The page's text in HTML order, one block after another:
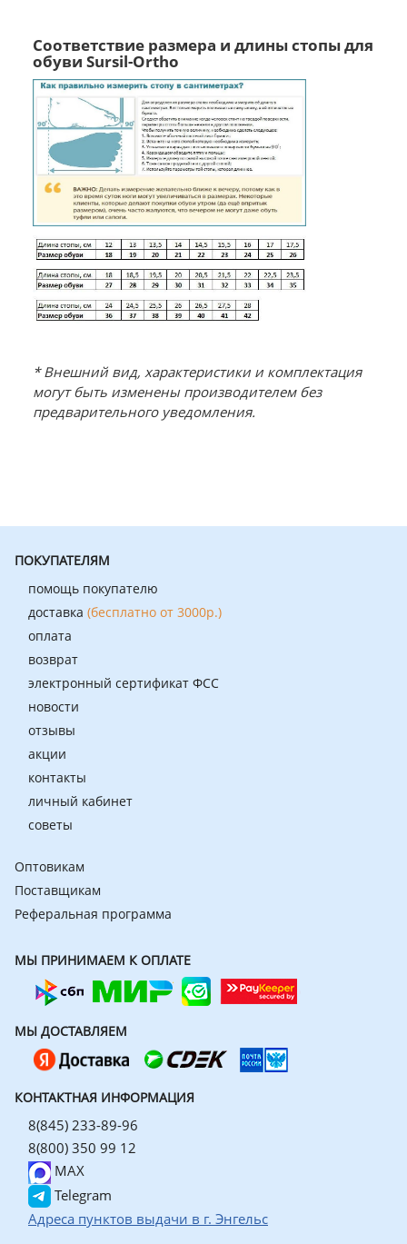
Соответствие размера и длины стопы для
обуви Sursil-Ortho
* Внешний вид, характеристики и комплектация
могут быть изменены производителем без
предварительного уведомления.
ПОКУПАТЕЛЯМ
помощь покупателю
доставка (бесплатно от 3000р.)
оплата
возврат
электронный сертификат ФСС
новости
отзывы
акции
контакты
личный кабинет
советы
Оптовикам
Поставщикам
Реферальная программа
МЫ ПРИНИМАЕМ К ОПЛАТЕ
МЫ ДОСТАВЛЯЕМ
КОНТАКТНАЯ ИНФОРМАЦИЯ
8(845) 233-89-96
8(800) 350 99 12
MAX
Telegram
Адреса пунктов выдачи в г. Энгельс